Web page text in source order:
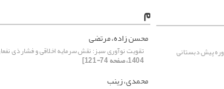
م
محسن زاده، مرتضی
تقویت نوآوری سبز: نقش سرمایه اخلاقی و فشار ذی
1404، صفحه 74-121]
محمدی، زینب
پیش دبستانی